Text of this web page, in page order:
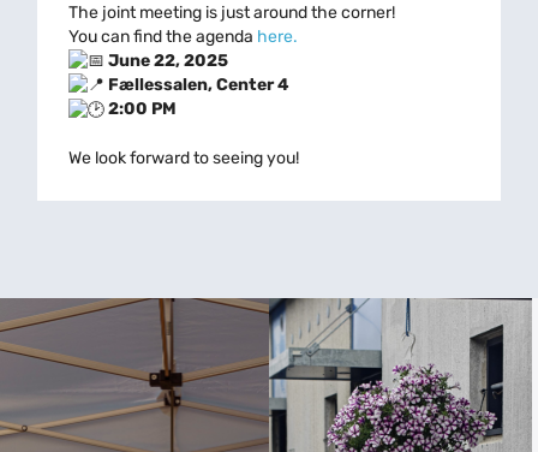
The joint meeting is just around the corner!
You can find the agenda here.
June 22, 2025
Fællessalen, Center 4
2:00 PM
We look forward to seeing you!